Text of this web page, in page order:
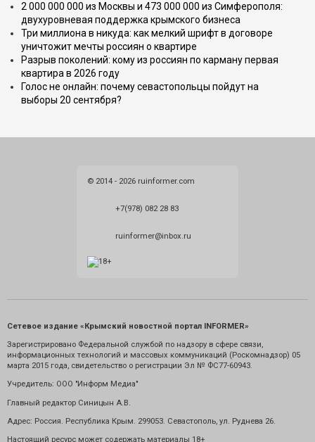
2 000 000 000 из Москвы и 473 000 000 из Симферополя:
двухуровневая поддержка крымского бизнеса
Три миллиона в никуда: как мелкий шрифт в договоре
уничтожит мечты россиян о квартире
Разрыв поколений: кому из россиян по карману первая
квартира в 2026 году
Голос не онлайн: почему севастопольцы пойдут на
выборы 20 сентября?
© 2014 - 2026 ruinformer.com
+7(978) 082 28 83
ruinformer@inbox.ru
Сетевое издание «Крымский новостной портал INFORMER»
Зарегистрировано Федеральной службой по надзору в сфере связи,
информационных технологий и массовых коммуникаций (Роскомнадзор) 05
марта 2015 года, свидетельство о регистрации Эл № ФС77-60943.
Учредитель: ООО "Информ Медиа"
Главный редактор Синицын А.В.
Адрес: Россия. Республика Крым. 299053. Севастополь, ул. Руднева 26.
Настоящий ресурс может содержать материалы 18+